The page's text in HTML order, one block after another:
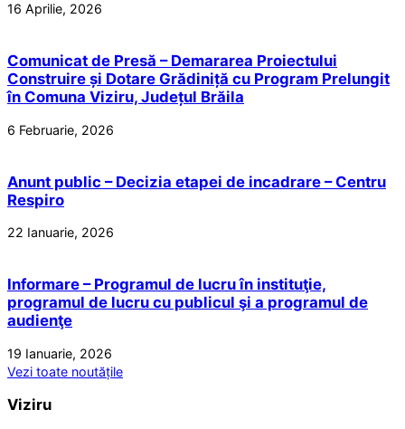
16 Aprilie, 2026
Comunicat de Presă – Demararea Proiectului
Construire și Dotare Grădiniță cu Program Prelungit
în Comuna Viziru, Județul Brăila
6 Februarie, 2026
Anunt public – Decizia etapei de incadrare – Centru
Respiro
22 Ianuarie, 2026
Informare – Programul de lucru în instituţie,
programul de lucru cu publicul şi a programul de
audienţe
19 Ianuarie, 2026
Vezi toate noutățile
Viziru